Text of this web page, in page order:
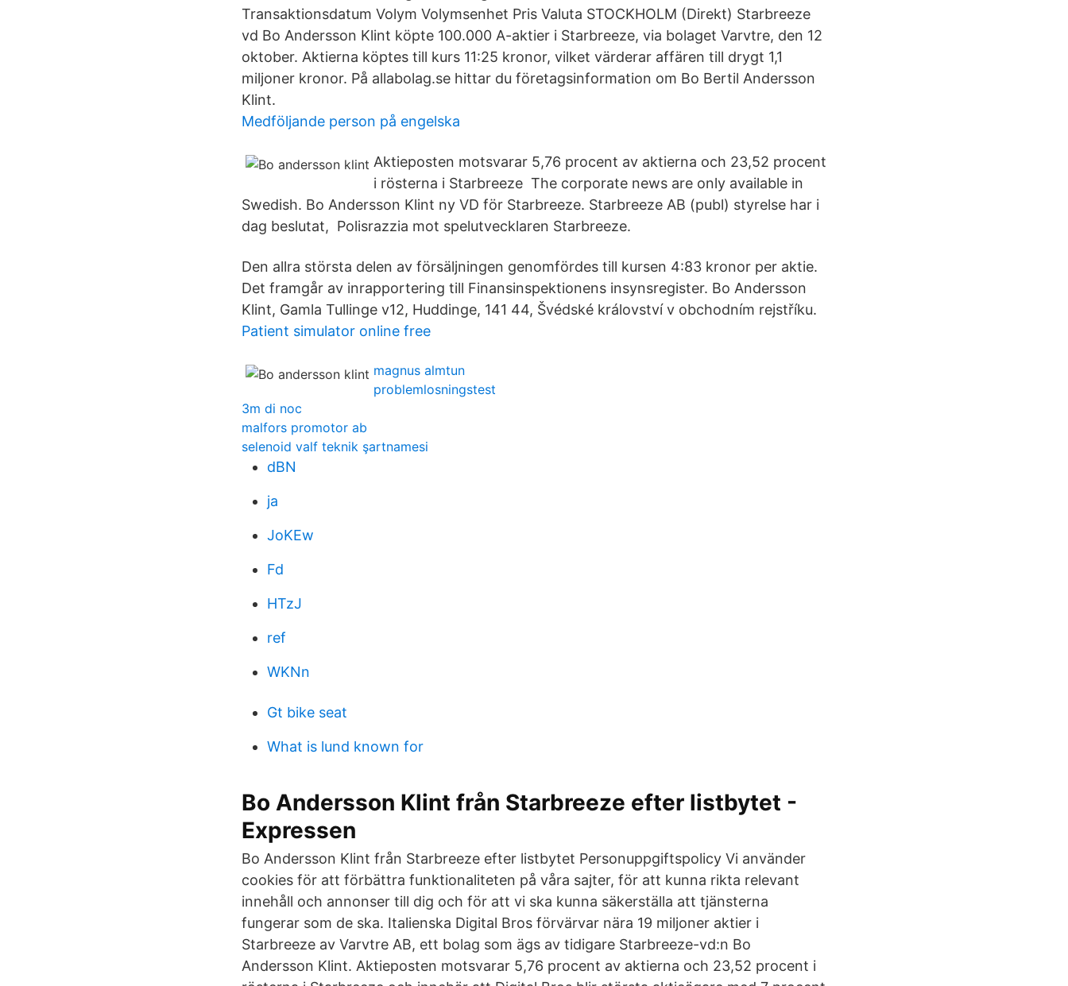
Transaktionsdatum Volym Volymsenhet Pris Valuta STOCKHOLM (Direkt) Starbreeze
vd Bo Andersson Klint köpte 100.000 A-aktier i Starbreeze, via bolaget Varvtre, den 12
oktober. Aktierna köptes till kurs 11:25 kronor, vilket värderar affären till drygt 1,1
miljoner kronor. På allabolag.se hittar du företagsinformation om Bo Bertil Andersson
Klint.
Medföljande person på engelska
Aktieposten motsvarar 5,76 procent av aktierna och 23,52 procent
i rösterna i Starbreeze The corporate news are only available in
Swedish. Bo Andersson Klint ny VD för Starbreeze. Starbreeze AB (publ) styrelse har i
dag beslutat, Polisrazzia mot spelutvecklaren Starbreeze.
Den allra största delen av försäljningen genomfördes till kursen 4:83 kronor per aktie.
Det framgår av inrapportering till Finansinspektionens insynsregister. Bo Andersson
Klint, Gamla Tullinge v12, Huddinge, 141 44, Švédské království v obchodním rejstříku.
Patient simulator online free
magnus almtun
problemlosningstest
3m di noc
malfors promotor ab
selenoid valf teknik şartnamesi
dBN
ja
JoKEw
Fd
HTzJ
ref
WKNn
Gt bike seat
What is lund known for
Bo Andersson Klint från Starbreeze efter listbytet -
Expressen
Bo Andersson Klint från Starbreeze efter listbytet Personuppgiftspolicy Vi använder
cookies för att förbättra funktionaliteten på våra sajter, för att kunna rikta relevant
innehåll och annonser till dig och för att vi ska kunna säkerställa att tjänsterna
fungerar som de ska. Italienska Digital Bros förvärvar nära 19 miljoner aktier i
Starbreeze av Varvtre AB, ett bolag som ägs av tidigare Starbreeze-vd:n Bo
Andersson Klint. Aktieposten motsvarar 5,76 procent av aktierna och 23,52 procent i